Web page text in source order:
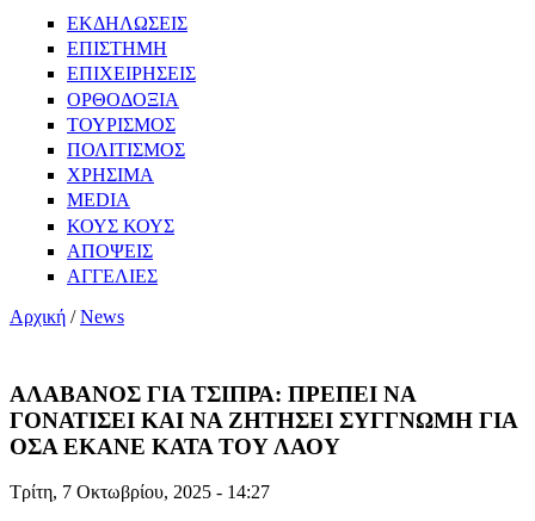
ΕΚΔΗΛΩΣΕΙΣ
ΕΠΙΣΤΗΜΗ
ΕΠΙΧΕΙΡΗΣΕΙΣ
ΟΡΘΟΔΟΞΙΑ
ΤΟΥΡΙΣΜΟΣ
ΠΟΛΙΤΙΣΜΟΣ
ΧΡΗΣΙΜΑ
MEDIA
ΚΟΥΣ ΚΟΥΣ
ΑΠΟΨΕΙΣ
ΑΓΓΕΛΙΕΣ
Αρχική /News
ΑΛΑΒΑΝΟΣ ΓΙΑ ΤΣΙΠΡΑ: ΠΡΕΠΕΙ ΝΑ
ΓΟΝΑΤΙΣΕΙ ΚΑΙ ΝΑ ΖΗΤΗΣΕΙ ΣΥΓΓΝΩΜΗ ΓΙΑ
ΟΣΑ ΕΚΑΝΕ ΚΑΤΑ ΤΟΥ ΛΑΟΥ
Τρίτη, 7 Οκτωβρίου, 2025 - 14:27